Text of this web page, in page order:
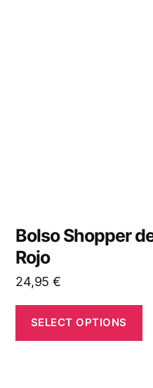
Bolso Shopper
Rojo
24,95 €
SELECT OPTIONS